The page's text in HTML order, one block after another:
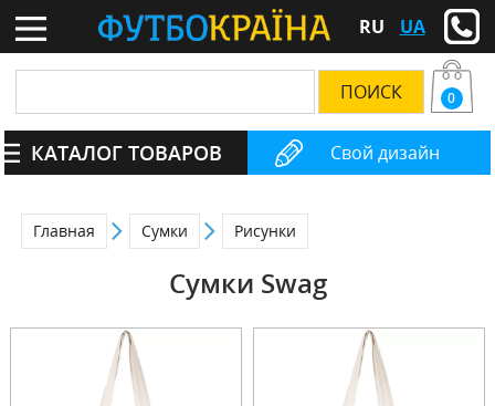
RU UA
Свой дизайн
0
КАТАЛОГ ТОВАРОВ
Главная Сумки Рисунки
Сумки Swag